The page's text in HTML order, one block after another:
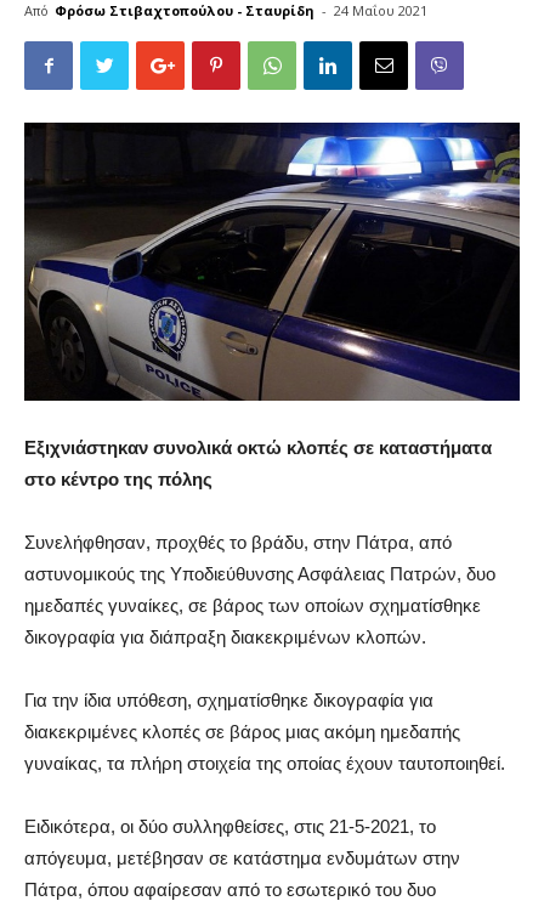
Από Φρόσω Στιβαχτοπούλου - Σταυρίδη - 24 Μαΐου 2021
Εξιχνιάστηκαν συνολικά οκτώ κλοπές σε καταστήματα
στο κέντρο της πόλης
Συνελήφθησαν, προχθές το βράδυ, στην Πάτρα, από
αστυνομικούς της Υποδιεύθυνσης Ασφάλειας Πατρών, δυο
ημεδαπές γυναίκες, σε βάρος των οποίων σχηματίσθηκε
δικογραφία για διάπραξη διακεκριμένων κλοπών.
Για την ίδια υπόθεση, σχηματίσθηκε δικογραφία για
διακεκριμένες κλοπές σε βάρος μιας ακόμη ημεδαπής
γυναίκας, τα πλήρη στοιχεία της οποίας έχουν ταυτοποιηθεί.
Ειδικότερα, οι δύο συλληφθείσες, στις 21-5-2021, το
απόγευμα, μετέβησαν σε κατάστημα ενδυμάτων στην
Πάτρα, όπου αφαίρεσαν από το εσωτερικό του δυο